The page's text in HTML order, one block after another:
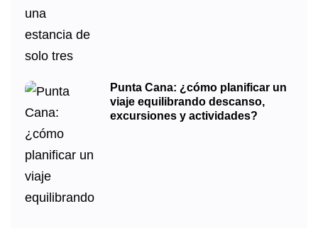
Punta Cana: ¿cómo planificar un
viaje equilibrando descanso,
excursiones y actividades?